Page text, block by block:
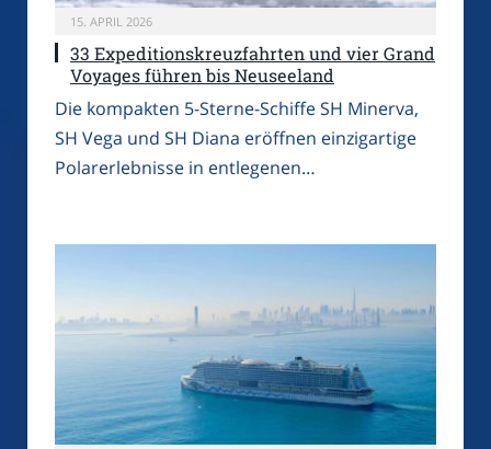
15. APRIL 2026
33 Expeditionskreuzfahrten und vier Grand
Voyages führen bis Neuseeland
Die kompakten 5-Sterne-Schiffe SH Minerva,
SH Vega und SH Diana eröffnen einzigartige
Polarerlebnisse in entlegenen…